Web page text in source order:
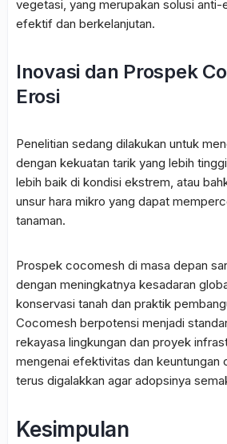
vegetasi, yang merupakan solusi anti-
efektif dan berkelanjutan.
Inovasi dan Prospek
Erosi
Penelitian sedang dilakukan untuk
dengan kekuatan tarik yang lebih
lebih baik di kondisi ekstrem, atau
unsur hara mikro yang dapat
tanaman.
Prospek cocomesh di masa depan
dengan meningkatnya kesadaran
konservasi tanah dan praktik
Cocomesh berpotensi menjadi
rekayasa lingkungan dan proyek
mengenai efektivitas dan keuntungan
terus digalakkan agar adopsinya
Kesimpulan